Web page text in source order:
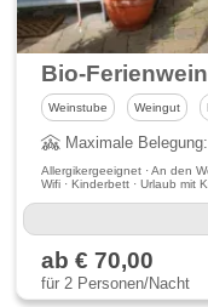
Weinstube Weingut
Maximale
Allergikergeeignet · An den
Wifi · Kinderbett · Urlaub mit
ab € 70,00
für 2 Personen/Nacht